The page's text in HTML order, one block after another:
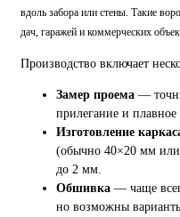
вдоль забора или стены. Такие
дач, гаражей и коммерческих
Производство включает
Замер проема —
прилегание и плавное
Изготовление
(обычно 40×20 мм
до 2 мм.
Обшивка — чаще
но возможны